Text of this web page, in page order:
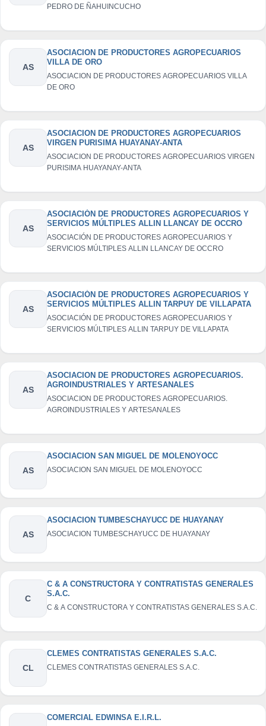
PEDRO DE ÑAHUINCUCHO
AS
ASOCIACION DE PRODUCTORES AGROPECUARIOS
VILLA DE ORO
ASOCIACION DE PRODUCTORES AGROPECUARIOS VILLA
DE ORO
AS
ASOCIACION DE PRODUCTORES AGROPECUARIOS
VIRGEN PURISIMA HUAYANAY-ANTA
ASOCIACION DE PRODUCTORES AGROPECUARIOS VIRGEN
PURISIMA HUAYANAY-ANTA
AS
ASOCIACIÓN DE PRODUCTORES AGROPECUARIOS Y
SERVICIOS MÚLTIPLES ALLIN LLANCAY DE OCCRO
ASOCIACIÓN DE PRODUCTORES AGROPECUARIOS Y
SERVICIOS MÚLTIPLES ALLIN LLANCAY DE OCCRO
AS
ASOCIACIÓN DE PRODUCTORES AGROPECUARIOS Y
SERVICIOS MÚLTIPLES ALLIN TARPUY DE VILLAPATA
ASOCIACIÓN DE PRODUCTORES AGROPECUARIOS Y
SERVICIOS MÚLTIPLES ALLIN TARPUY DE VILLAPATA
AS
ASOCIACION DE PRODUCTORES AGROPECUARIOS.
AGROINDUSTRIALES Y ARTESANALES
ASOCIACION DE PRODUCTORES AGROPECUARIOS.
AGROINDUSTRIALES Y ARTESANALES
AS
ASOCIACION SAN MIGUEL DE MOLENOYOCC
ASOCIACION SAN MIGUEL DE MOLENOYOCC
AS
ASOCIACION TUMBESCHAYUCC DE HUAYANAY
ASOCIACION TUMBESCHAYUCC DE HUAYANAY
C
C & A CONSTRUCTORA Y CONTRATISTAS GENERALES
S.A.C.
C & A CONSTRUCTORA Y CONTRATISTAS GENERALES S.A.C.
CL
CLEMES CONTRATISTAS GENERALES S.A.C.
CLEMES CONTRATISTAS GENERALES S.A.C.
COMERCIAL EDWINSA E.I.R.L.